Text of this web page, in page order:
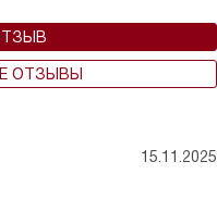
ОТЗЫВЫ
15.11.2025